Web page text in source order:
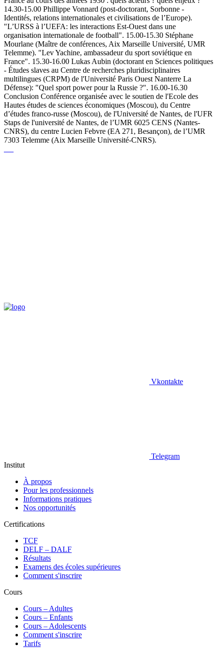
14.30-15.00 Phillippe Vonnard (post-doctorant, Sorbonne -
Identités, relations internationales et civilisations de l’Europe).
"L’URSS à l’UEFA: les interactions Est-Ouest dans une
organisation internationale de football". 15.00-15.30 Stéphane
Mourlane (Maître de conférences, Aix Marseille Université, UMR
Telemme). "Lev Yachine, ambassadeur du sport soviétique en
France". 15.30-16.00 Lukas Aubin (doctorant en Sciences politiques
- Études slaves au Centre de recherches pluridisciplinaires
multilingues (CRPM) de l'Université Paris Ouest Nanterre La
Défense): "Quel sport power pour la Russie ?". 16.00-16.30
Conclusion Conférence organisée avec le soutien de l'Ecole des
Hautes études de sciences économiques (Moscou), du Centre
d’études franco-russe (Moscou), de l'Université de Nantes, de l'UFR
Staps de l'université de Nantes, de l’UMR 6025 CENS (Nantes-
CNRS), du centre Lucien Febvre (EA 271, Besançon), de l’UMR
7303 Telemme (Aix Marseille Université-CNRS).
Vkontakte
Telegram
Institut
À propos
Pour les professionnels
Informations pratiques
Nos opportunités
Certifications
TCF
DELF – DALF
Résultats
Examens des écoles supérieures
Comment s'inscrire
Cours
Сours – Adultes
Cours – Enfants
Cours – Adolescents
Comment s'inscrire
Tarifs